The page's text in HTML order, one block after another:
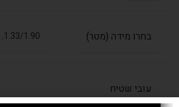
בחרו מידה (מטר) 1.33/1.90
,
עובי שטיח